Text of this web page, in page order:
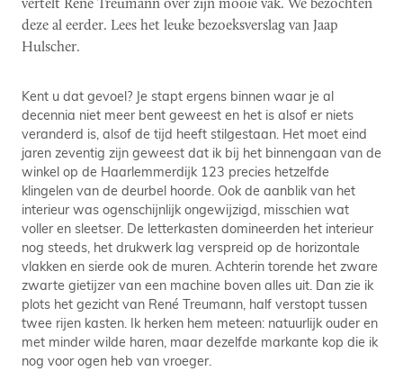
deze al eerder. Lees het leuke bezoeksverslag van Jaap
Hulscher.
Kent u dat gevoel? Je stapt ergens binnen waar je al
decennia niet meer bent geweest en het is alsof er niets
veranderd is, alsof de tijd heeft stilgestaan. Het moet eind
jaren zeventig zijn geweest dat ik bij het binnengaan van de
winkel op de Haarlemmerdijk 123 precies hetzelfde
klingelen van de deurbel hoorde. Ook de aanblik van het
interieur was ogenschijnlijk ongewijzigd, misschien wat
voller en sleetser. De letterkasten domineerden het interieur
nog steeds, het drukwerk lag verspreid op de horizontale
vlakken en sierde ook de muren. Achterin torende het zware
zwarte gietijzer van een machine boven alles uit. Dan zie ik
plots het gezicht van René Treumann, half verstopt tussen
twee rijen kasten. Ik herken hem meteen: natuurlijk ouder en
met minder wilde haren, maar dezelfde markante kop die ik
nog voor ogen heb van vroeger.